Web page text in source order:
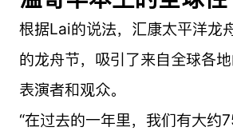
根据Lai的说法，汇康太平洋龙
的龙舟节，吸引了来自全球各地
表演者和观众。
“在过去的一年里，我们有大约